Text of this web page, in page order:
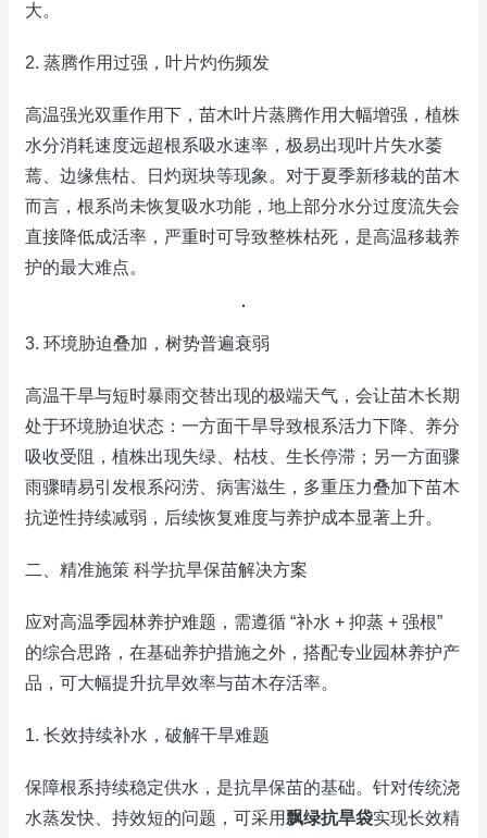
大。
2. 蒸腾作用过强，叶片灼伤频发
高温强光双重作用下，苗木叶片蒸腾作用大幅增强，植株
水分消耗速度远超根系吸水速率，极易出现叶片失水萎
蔫、边缘焦枯、日灼斑块等现象。对于夏季新移栽的苗木
而言，根系尚未恢复吸水功能，地上部分水分过度流失会
直接降低成活率，严重时可导致整株枯死，是高温移栽养
护的最大难点。
3. 环境胁迫叠加，树势普遍衰弱
高温干旱与短时暴雨交替出现的极端天气，会让苗木长期
处于环境胁迫状态：一方面干旱导致根系活力下降、养分
吸收受阻，植株出现失绿、枯枝、生长停滞；另一方面骤
雨骤晴易引发根系闷涝、病害滋生，多重压力叠加下苗木
抗逆性持续减弱，后续恢复难度与养护成本显著上升。
二、精准施策 科学抗旱保苗解决方案
应对高温季园林养护难题，需遵循 “补水 + 抑蒸 + 强根”
的综合思路，在基础养护措施之外，搭配专业园林养护产
品，可大幅提升抗旱效率与苗木存活率。
1. 长效持续补水，破解干旱难题
保障根系持续稳定供水，是抗旱保苗的基础。针对传统浇
水蒸发快、持效短的问题，可采用飘绿抗旱袋实现长效精